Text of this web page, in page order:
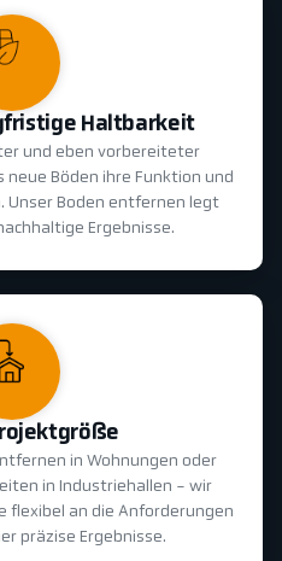
Haltbarkeit
und eben vorbereiteter
Böden ihre Funktion und
Unser Boden entfernen legt
Ergebnisse.
in Wohnungen oder
in Industriehallen - wir
flexibel an die Anforderungen
präzise Ergebnisse.